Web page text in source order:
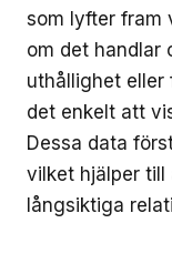
som lyfter fram
om det handlar
uthållighet
det enkelt att
Dessa data
vilket hjälper
långsiktiga